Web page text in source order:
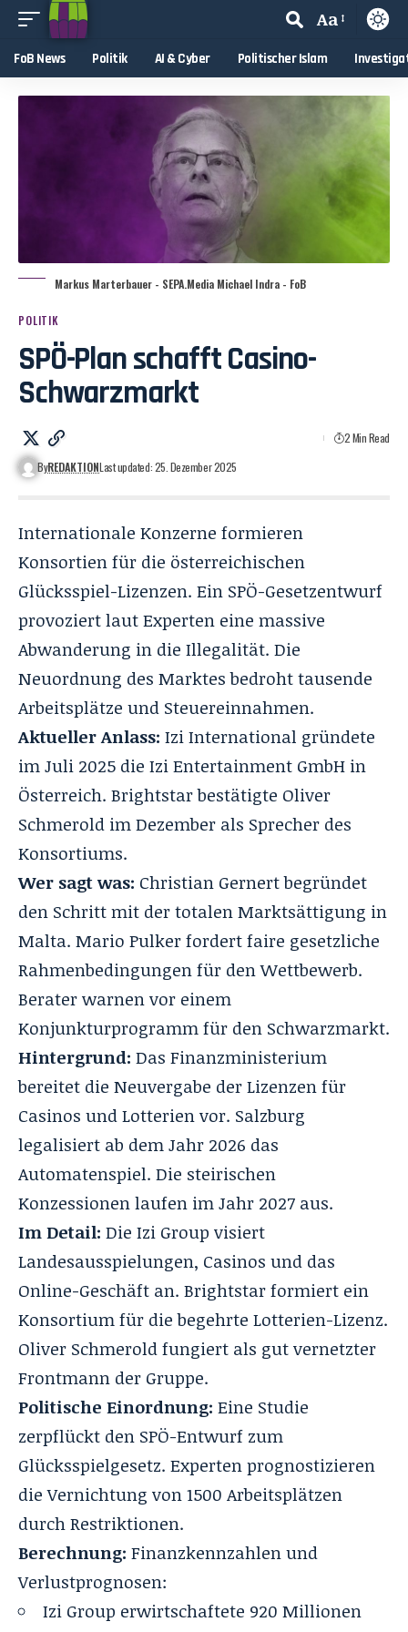
Aa
FoB News Politik AI & Cyber Politischer Islam
Markus Marterbauer - SEPA.Media Michael Indra - FoB
POLITIK
SPÖ-Plan schafft Casino-
Schwarzmarkt
ByREDAKTIONLast updated: 25. Dezember 2025
2 Min Read
Internationale Konzerne formieren
Konsortien für die österreichischen
Glücksspiel-Lizenzen. Ein SPÖ-Gesetzentwurf
provoziert laut Experten eine massive
Abwanderung in die Illegalität. Die
Neuordnung des Marktes bedroht tausende
Arbeitsplätze und Steuereinnahmen.
Aktueller Anlass: Izi International gründete
im Juli 2025 die Izi Entertainment GmbH in
Österreich. Brightstar bestätigte Oliver
Schmerold im Dezember als Sprecher des
Konsortiums.
Wer sagt was: Christian Gernert begründet
den Schritt mit der totalen Marktsättigung in
Malta. Mario Pulker fordert faire gesetzliche
Rahmenbedingungen für den Wettbewerb.
Berater warnen vor einem
Konjunkturprogramm für den Schwarzmarkt.
Hintergrund: Das Finanzministerium
bereitet die Neuvergabe der Lizenzen für
Casinos und Lotterien vor. Salzburg
legalisiert ab dem Jahr 2026 das
Automatenspiel. Die steirischen
Konzessionen laufen im Jahr 2027 aus.
Im Detail: Die Izi Group visiert
Landesausspielungen, Casinos und das
Online-Geschäft an. Brightstar formiert ein
Konsortium für die begehrte Lotterien-Lizenz.
Oliver Schmerold fungiert als gut vernetzter
Frontmann der Gruppe.
Politische Einordnung: Eine Studie
zerpflückt den SPÖ-Entwurf zum
Glücksspielgesetz. Experten prognostizieren
die Vernichtung von 1500 Arbeitsplätzen
durch Restriktionen.
Berechnung: Finanzkennzahlen und
Verlustprognosen:
Izi Group erwirtschaftete 920 Millionen